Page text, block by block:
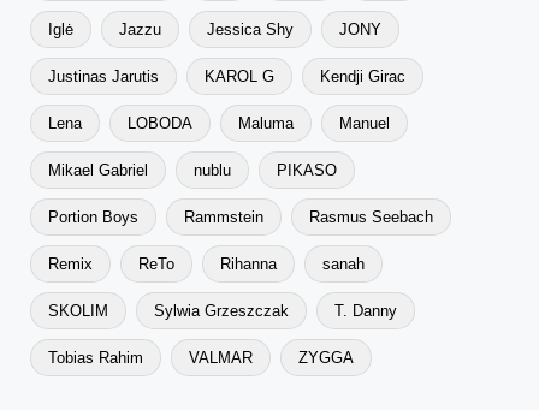
Iglė Jazzu Jessica Shy JONY
Justinas Jarutis KAROL G Kendji Girac
Lena LOBODA Maluma Manuel
Mikael Gabriel nublu PIKASO
Portion Boys Rammstein Rasmus Seebach
Remix ReTo Rihanna sanah
SKOLIM Sylwia Grzeszczak T. Danny
Tobias Rahim VALMAR ZYGGA